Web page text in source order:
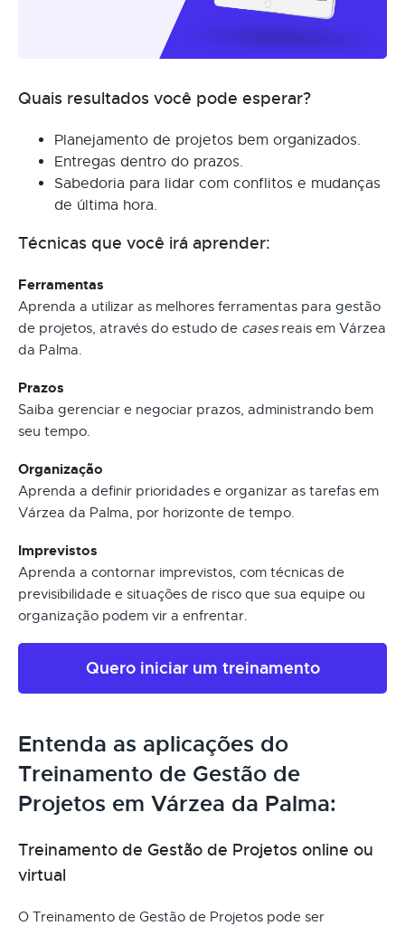
Quais resultados você pode esperar?
Planejamento de projetos bem organizados.
Entregas dentro do prazos.
Sabedoria para lidar com conflitos e mudanças
de última hora.
Técnicas que você irá aprender:
Ferramentas
Aprenda a utilizar as melhores ferramentas para gestão
de projetos, através do estudo de casesreais em Várzea
da Palma.
Prazos
Saiba gerenciar e negociar prazos, administrando bem
seu tempo.
Organização
Aprenda a definir prioridades e organizar as tarefas em
Várzea da Palma, por horizonte de tempo.
Imprevistos
Aprenda a contornar imprevistos, com técnicas de
previsibilidade e situações de risco que sua equipe ou
organização podem vir a enfrentar.
Quero iniciar um treinamento
Entenda as aplicações do
Treinamento de Gestão de
Projetos em Várzea da Palma:
Treinamento de Gestão de Projetos online ou
virtual
O Treinamento de Gestão de Projetos pode ser